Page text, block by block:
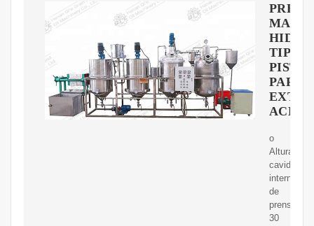
TIPO
PISTóN
PARA
o
Altura
cavidad
interna
de
prensado:
30